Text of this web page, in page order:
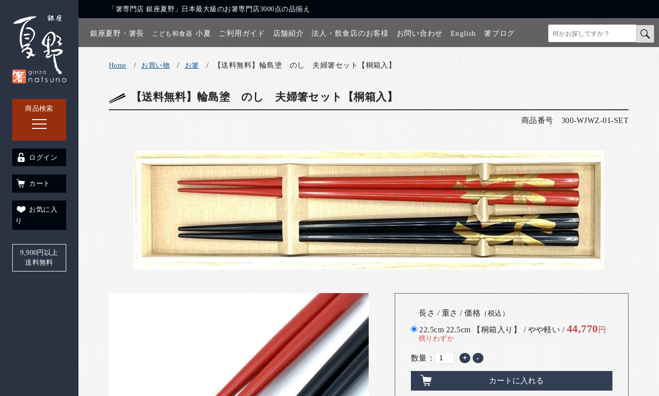
商品検索
「箸専門店 銀座夏野」日本最大級のお箸専門店3000点の品揃え
銀座夏野・箸長 こども和食器 小夏 ご利用ガイド 店舗紹介 法人・飲食店のお客様 お問い合わせ English 箸ブログ
ログイン
カート
お気に入
り
9,900円以上
送料無料
Home お買い物 お箸 【送料無料】輪島塗 のし 夫婦箸セット【桐箱入】
【送料無料】輪島塗 のし 夫婦箸セット【桐箱入】
商品番号 300-WJWZ-01-SET
長さ / 重さ / 価格 （税込）
22.5cm 22.5cm 【桐箱入り】 / やや軽い / 44,770円
残りわずか
数量： + -
カートに入れる